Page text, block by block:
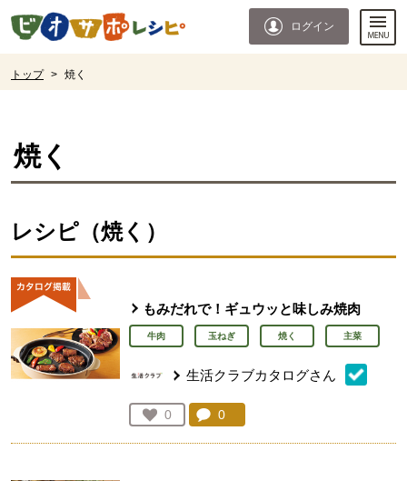
ページの先頭です。
ログイン
トップ > 焼く
焼く
レシピ（焼く）
もみだれで！ギュウッと味しみ焼肉
牛肉 玉ねぎ 焼く 主菜
生活クラブカタログさん
お気に入り登録：
0
人が登録
コメント：
0